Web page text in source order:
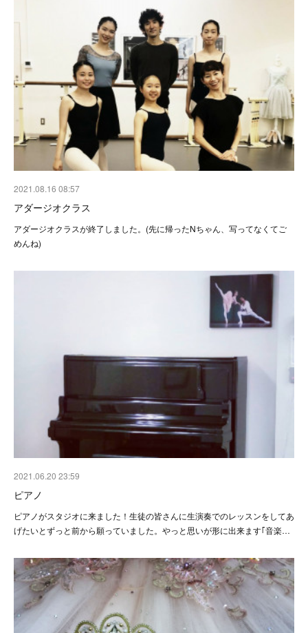
2021.08.16 08:57
アダージオクラス
アダージオクラスが終了しました。(先に帰ったNちゃん、写ってなくてご
めんね)
2021.06.20 23:59
ピアノ
ピアノがスタジオに来ました！生徒の皆さんに生演奏でのレッスンをしてあ
げたいとずっと前から願っていました。やっと思いが形に出来ます｢音楽…